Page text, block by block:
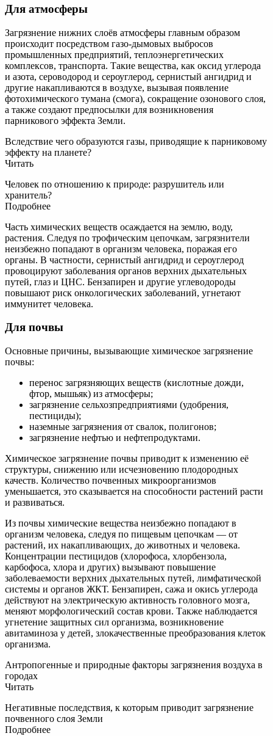
Для атмосферы
Загрязнение нижних слоёв атмосферы главным образом
происходит посредством газо-дымовых выбросов
промышленных предприятий, теплоэнергетических
комплексов, транспорта. Такие вещества, как оксид углерода
и азота, сероводород и сероуглерод, сернистый ангидрид и
другие накапливаются в воздухе, вызывая появление
фотохимического тумана (смога), сокращение озонового слоя,
а также создают предпосылки для возникновения
парникового эффекта Земли.
Вследствие чего образуются газы, приводящие к парниковому
эффекту на планете?
Читать
Человек по отношению к природе: разрушитель или
хранитель?
Подробнее
Часть химических веществ осаждается на землю, воду,
растения. Следуя по трофическим цепочкам, загрязнители
неизбежно попадают в организм человека, поражая его
органы. В частности, сернистый ангидрид и сероуглерод
провоцируют заболевания органов верхних дыхательных
путей, глаз и ЦНС. Бензапирен и другие углеводороды
повышают риск онкологических заболеваний, угнетают
иммунитет человека.
Для почвы
Основные причины, вызывающие химическое загрязнение
почвы:
перенос загрязняющих веществ (кислотные дожди,
фтор, мышьяк) из атмосферы;
загрязнение сельхозпредприятиями (удобрения,
пестициды);
наземные загрязнения от свалок, полигонов;
загрязнение нефтью и нефтепродуктами.
Химическое загрязнение почвы приводит к изменению её
структуры, снижению или исчезновению плодородных
качеств. Количество почвенных микроорганизмов
уменьшается, это сказывается на способности растений расти
и развиваться.
Из почвы химические вещества неизбежно попадают в
организм человека, следуя по пищевым цепочкам — от
растений, их накапливающих, до животных и человека.
Концентрации пестицидов (хлорофоса, хлорбензола,
карбофоса, хлора и других) вызывают повышение
заболеваемости верхних дыхательных путей, лимфатической
системы и органов ЖКТ. Бензапирен, сажа и окись углерода
действуют на электрическую активность головного мозга,
меняют морфологический состав крови. Также наблюдается
угнетение защитных сил организма, возникновение
авитаминоза у детей, злокачественные преобразования клеток
организма.
Антропогенные и природные факторы загрязнения воздуха в
городах
Читать
Негативные последствия, к которым приводит загрязнение
почвенного слоя Земли
Подробнее